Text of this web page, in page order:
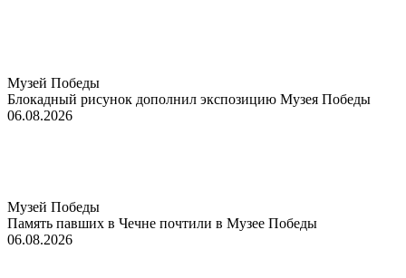
Музей Победы
Блокадный рисунок дополнил экспозицию Музея Победы
06.08.2026
Музей Победы
Память павших в Чечне почтили в Музее Победы
06.08.2026